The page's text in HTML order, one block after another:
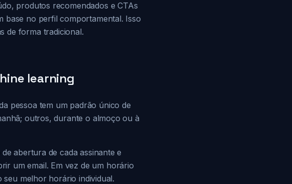
produtos recomendados e CTAs
base no perfil comportamental. Isso
de forma tradicional.
learning
pessoa tem um padrão único de
outros, durante o almoço ou à
abertura de cada assinante e
um email. Em vez de um horário
seu melhor horário individual.